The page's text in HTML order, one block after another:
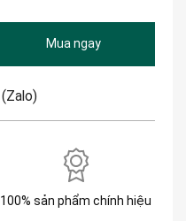
Mua ngay
(Zalo)
100% sản phẩm chính hiệu